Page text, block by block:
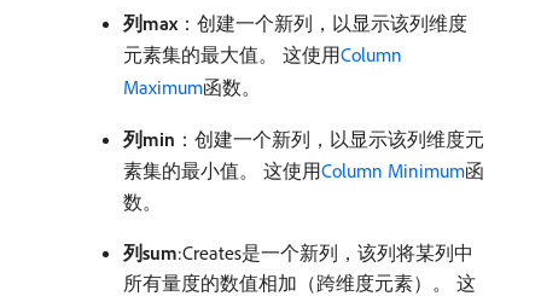
列max ：创建一个新列，以显示该列维度
元素集的最大值。 这使用Column
Maximum函数。
列min ：创建一个新列，以显示该列维度元
素集的最小值。 这使用Column Minimum函
数。
列sum:Creates​是一个新列，该列将某列中
所有量度的数值相加（跨维度元素）。 这